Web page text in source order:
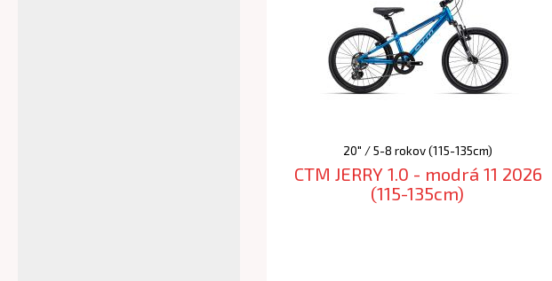
20" / 5-8 rokov (115-135cm)
CTM JERRY 1.0 - modrá 11 2026
(115-135cm)